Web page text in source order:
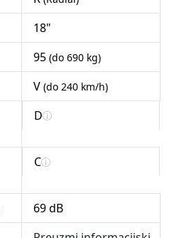
18"
95 (do 690 kg)
V (do 240 km/h)
D
C
69 dB